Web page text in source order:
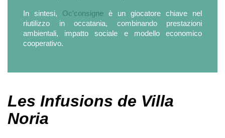
In sintesi, Oc'consigne è un giocatore chiave nel
riutilizzo in occatania, combinando prestazioni
ambientali, impatto sociale e modello economico
cooperativo.
Les Infusions de Villa
Noria